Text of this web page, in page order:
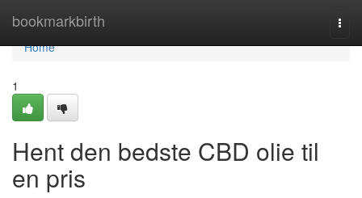
bookmarkbirth
Home
Home
1
Hent den bedste CBD olie til
en pris